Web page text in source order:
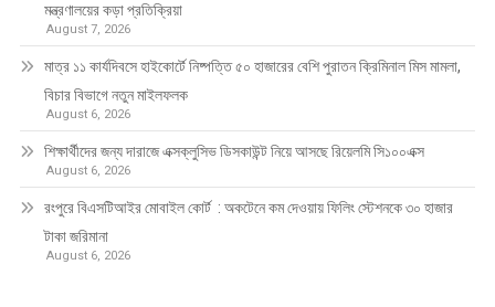
মন্ত্রণালয়ের কড়া প্রতিক্রিয়া
August 7, 2026
মাত্র ১১ কার্যদিবসে হাইকোর্টে নিষ্পত্তি ৫০ হাজারের বেশি পুরাতন ক্রিমিনাল মিস মামলা,
বিচার বিভাগে নতুন মাইলফলক
August 6, 2026
শিক্ষার্থীদের জন্য দারাজে এক্সক্লুসিভ ডিসকাউন্ট নিয়ে আসছে রিয়েলমি সি১০০এক্স
August 6, 2026
রংপুরে বিএসটিআইর মোবাইল কোর্ট : অকটেনে কম দেওয়ায় ফিলিং স্টেশনকে ৩০ হাজার
টাকা জরিমানা
August 6, 2026